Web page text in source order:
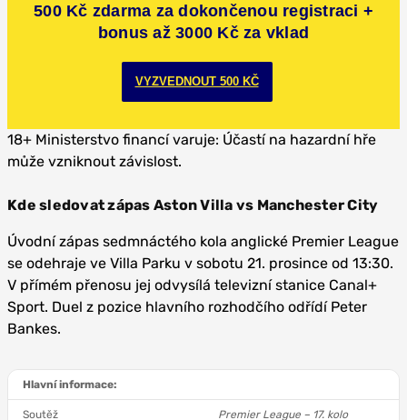
500 Kč zdarma za dokončenou registraci +
bonus až 3000 Kč za vklad
VYZVEDNOUT 500 KČ
18+ Ministerstvo financí varuje: Účastí na hazardní hře
může vzniknout závislost.
Kde sledovat zápas Aston Villa vs Manchester City
Úvodní zápas sedmnáctého kola anglické Premier League
se odehraje ve Villa Parku v sobotu 21. prosince od 13:30.
V přímém přenosu jej odvysílá televizní stanice Canal+
Sport. Duel z pozice hlavního rozhodčího odřídí Peter
Bankes.
Hlavní informace:
Soutěž Premier League – 17. kolo